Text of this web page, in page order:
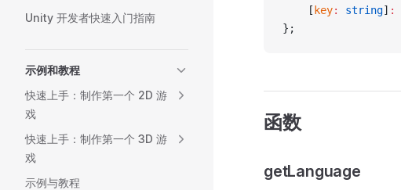
Unity 开发者快速入门指南
示例和教程
快速上手：制作第一个 2D 游
戏
快速上手：制作第一个 3D 游
戏
示例与教程
    [
key: string] :
};
函数
getLanguage